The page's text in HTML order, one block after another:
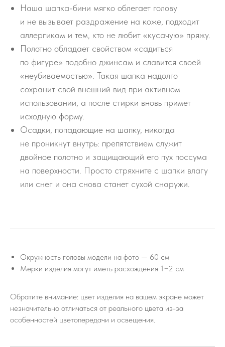
Наша шапка-бини мягко облегает голову
и не вызывает раздражение на коже, подходит
аллергикам и тем, кто не любит «кусачую» пряжу.
Полотно обладает свойством «садиться
по фигуре» подобно джинсам и славится своей
«неубиваемостью». Такая шапка надолго
сохранит свой внешний вид при активном
использовании, а после стирки вновь примет
исходную форму.
Осадки, попадающие на шапку, никогда
не проникнут внутрь: препятствием служит
двойное полотно и защищающий его пух поссума
на поверхности. Просто стряхните с шапки влагу
или снег и она снова станет сухой снаружи.
Окружность головы модели на фото — 60 см
Мерки изделия могут иметь расхождения 1−2 см
Обратите внимание: цвет изделия на вашем экране может
незначительно отличаться от реального цвета из-за
особенностей цветопередачи и освещения.